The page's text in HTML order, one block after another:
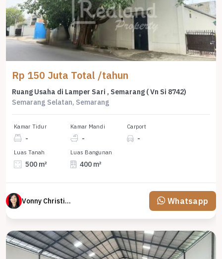
Rp 150 Juta Total /tahun
Ruang Usaha di Lamper Sari , Semarang ( Vn Si 8742)
Semarang Selatan, Semarang
Kamar Tidur
-
Kamar Mandi
-
Carport
-
Luas Tanah
500 m²
Luas Bangunan
400 m²
Vonny Christina Whatsapp